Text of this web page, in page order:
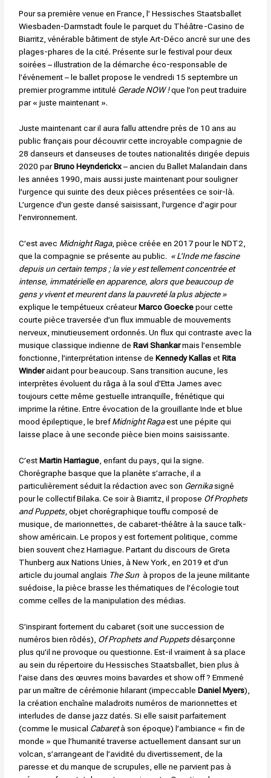
Pour sa première venue en France, l’ Hessisches Staatsballet
Wiesbaden-Darmstadt foule le parquet du Théâtre-Casino de
Biarritz, vénérable bâtiment de style Art-Déco ancré sur une des
plages-phares de la cité. Présente sur le festival pour deux
soirées – illustration de la démarche éco-responsable de
l’évènement – le ballet propose le vendredi 15 septembre un
premier programme intitulé Gerade NOW !que l’on peut traduire
par « juste maintenant ».
Juste maintenant car il aura fallu attendre près de 10 ans au
public français pour découvrir cette incroyable compagnie de
28 danseurs et danseuses de toutes nationalités dirigée depuis
2020 parBruno Heynderickx– ancien du Ballet Malandain dans
les années 1990, mais aussi juste maintenant pour souligner
l’urgence qui suinte des deux pièces présentées ce soir-là.
L’urgence d’un geste dansé saisissant, l’urgence d’agir pour
l’environnement.
C’est avec Midnight Raga, pièce créée en 2017 pour le NDT2,
que la compagnie se présente au public. « L’Inde me fascine
depuis un certain temps ; la vie y est tellement concentrée et
intense, immatérielle en apparence, alors que beaucoup de
gens y vivent et meurent dans la pauvreté la plus abjecte »
explique le tempétueux créateurMarco Goeckepour cette
courte pièce traversée d’un flux immuable de mouvements
nerveux, minutieusement ordonnés. Un flux qui contraste avec la
musique classique indienne deRavi Shankarmais l’ensemble
fonctionne, l’interprétation intense deKennedy KallasetRita
Winderaidant pour beaucoup. Sans transition aucune, les
interprètes évoluent du râga à la soul d’Etta James avec
toujours cette même gestuelle intranquille, frénétique qui
imprime la rétine. Entre évocation de la grouillante Inde et blue
mood épileptique, le brefMidnight Ragaest une pépite qui
laisse place à une seconde pièce bien moins saisissante.
C’estMartin Harriague , enfant du pays, qui la signe.
Chorégraphe basque que la planète s’arrache, il a
particulièrement séduit la rédaction avec son Gernikasigné
pour le collectif Bilaka. Ce soir à Biarritz, il propose Of Prophets
and Puppets, objet chorégraphique touffu composé de
musique, de marionnettes, de cabaret-théâtre à la sauce talk-
show américain. Le propos y est fortement politique, comme
bien souvent chez Harriague. Partant du discours de Greta
Thunberg aux Nations Unies, à New York, en 2019 et d’un
article du journal anglais The Sun à propos de la jeune militante
suédoise, la pièce brasse les thématiques de l’écologie tout
comme celles de la manipulation des médias.
S’inspirant fortement du cabaret (soit une succession de
numéros bien rôdés), Of Prophets and Puppetsdésarçonne
plus qu’il ne provoque ou questionne. Est-il vraiment à sa place
au sein du répertoire du Hessisches Staatsballet, bien plus à
l’aise dans des œuvres moins bavardes et show off ? Emmené
par un maître de cérémonie hilarant (impeccableDaniel Myers),
la création enchaîne maladroits numéros de marionnettes et
interludes de danse jazz datés. Si elle saisit parfaitement
(comme le musical Cabaretà son époque) l’ambiance « fin de
monde » que l’humanité traverse actuellement dansant sur un
volcan, s’arrangeant de l’avidité du divertissement, de la
paresse et du manque de scrupules, elle ne parvient pas à